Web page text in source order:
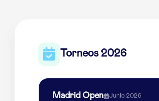
Torneos 2026
Madrid Open Junio 2026